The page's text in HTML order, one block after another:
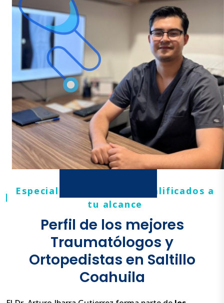
Especialistas altamente calificados a
tu alcance
Perfil de los mejores
Traumatólogos y
Ortopedistas en Saltillo
Coahuila